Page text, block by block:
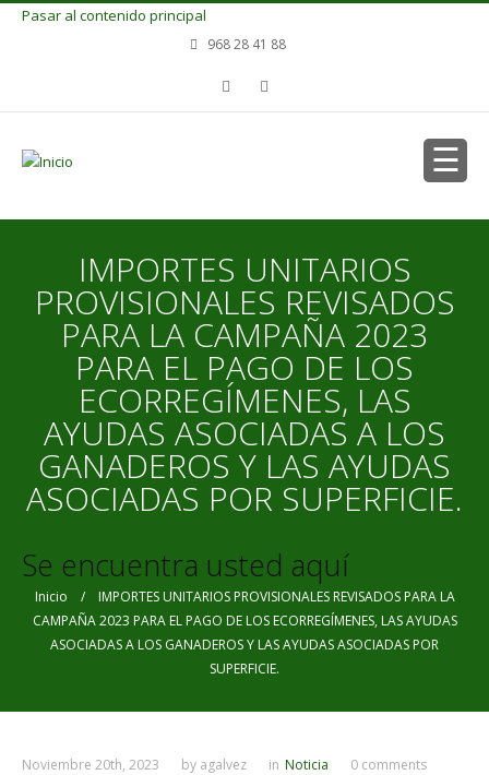
Pasar al contenido principal
968 28 41 88
IMPORTES UNITARIOS
PROVISIONALES REVISADOS
PARA LA CAMPAÑA 2023
PARA EL PAGO DE LOS
ECORREGÍMENES, LAS
AYUDAS ASOCIADAS A LOS
GANADEROS Y LAS AYUDAS
ASOCIADAS POR SUPERFICIE.
Se encuentra usted aquí
Inicio / IMPORTES UNITARIOS PROVISIONALES REVISADOS PARA LA
CAMPAÑA 2023 PARA EL PAGO DE LOS ECORREGÍMENES, LAS AYUDAS
ASOCIADAS A LOS GANADEROS Y LAS AYUDAS ASOCIADAS POR
SUPERFICIE.
Noviembre 20th, 2023 by agalvez in Noticia 0 comments